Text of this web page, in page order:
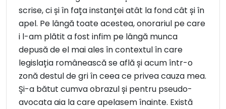
scrise, ci și în fața instanței atât la fond cât și în
apel. Pe lângă toate acestea, onorariul pe care
i l-am plătit a fost infim pe lângă munca
depusă de el mai ales în contextul în care
legislația românească se află și acum într-o
zonă destul de gri în ceea ce privea cauza mea.
Și-a bătut cumva obrazul și pentru pseudo-
avocata aia la care apelasem înainte. Există